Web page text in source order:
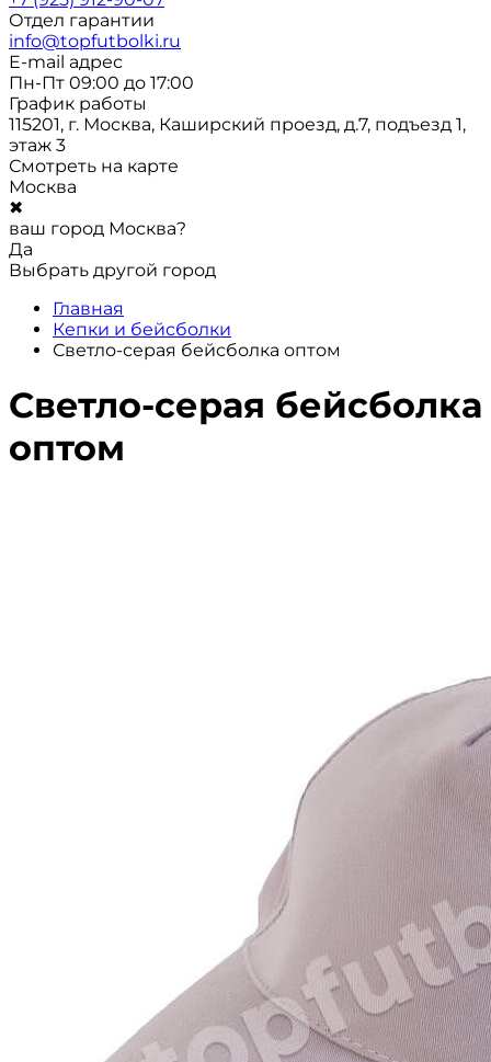
Отдел гарантии
info@topfutbolki.ru
E-mail адрес
Пн-Пт 09:00 до 17:00
График работы
115201, г. Москва, Каширский проезд, д.7, подъезд 1,
этаж 3
Смотреть на карте
Москва
✖
ваш город Москва?
Да
Выбрать другой город
Главная
Кепки и бейсболки
Светло-серая бейсболка оптом
Светло-серая бейсболка
оптом